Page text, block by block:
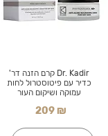
Dr. Kadir קרם הזנה דר'
כדיר עם פיטוסטרול לחות
עמוקה ושיקום העור
209 ₪